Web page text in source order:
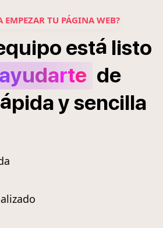
EMPEZAR TU PÁGINA WEB?
está listo
ayudarte de
ápidaysencilla